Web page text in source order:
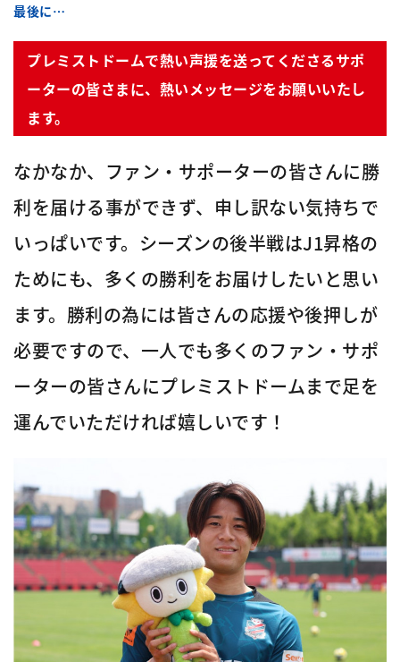
最後に…
プレミストドームで熱い声援を送ってくださるサポ
ーターの皆さまに、熱いメッセージをお願いいたし
ます。
なかなか、ファン・サポーターの皆さんに勝
利を届ける事ができず、申し訳ない気持ちで
いっぱいです。シーズンの後半戦はJ1昇格の
ためにも、多くの勝利をお届けしたいと思い
ます。勝利の為には皆さんの応援や後押しが
必要ですので、一人でも多くのファン・サポ
ーターの皆さんにプレミストドームまで足を
運んでいただければ嬉しいです！